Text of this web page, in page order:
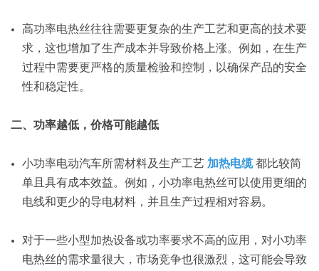
高功率电热丝往往需要更复杂的生产工艺和更高的技术要
求，这也增加了生产成本并导致价格上涨。例如，在生产
过程中需要更严格的质量检验和控制，以确保产品的安全
性和稳定性。
二、功率越低，价格可能越低
小功率电动汽车所需材料及生产工艺 加热电缆都比较简
单且具有成本效益。例如，小功率电热丝可以使用更细的
电线和更少的导电材料，并且生产过程相对容易。
对于一些小型加热设备或功率要求不高的应用，对小功率
电热丝的需求量很大，市场竞争也很激烈，这可能会导致